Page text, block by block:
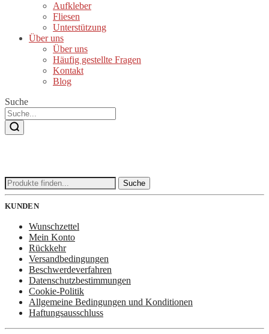
Aufkleber
Fliesen
Unterstützung
Über uns
Über uns
Häufig gestellte Fragen
Kontakt
Blog
Suche
Suche
nach:
Suche
KUNDEN
Wunschzettel
Mein Konto
Rückkehr
Versandbedingungen
Beschwerdeverfahren
Datenschutzbestimmungen
Cookie-Politik
Allgemeine Bedingungen und Konditionen
Haftungsausschluss